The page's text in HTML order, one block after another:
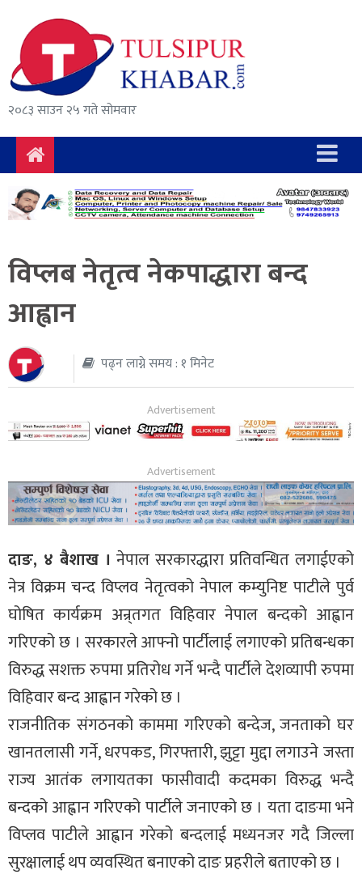
२०८३ साउन २५ गते सोमवार
समाचार
राजनीति
सुरक्षा/
अपराध
दुर्घटना
विचार
अर्थ
संवाद
मनोरञ्जन
विप्लब नेतृत्व नेकपाद्धारा बन्द
आह्वान
पढ्न लाग्ने समय : १ मिनेट
दाङ, ४ बैशाख । नेपाल सरकारद्धारा प्रतिवन्धित लगाईएको
नेत्र विक्रम चन्द विप्लव नेतृत्वको नेपाल कम्युनिष्ट पाटीले पुर्व
घोषित कार्यक्रम अन्र्तगत विहिवार नेपाल बन्दको आह्वान
गरिएको छ । सरकारले आफ्नो पार्टीलाई लगाएको प्रतिबन्धका
विरुद्ध सशक्त रुपमा प्रतिरोध गर्ने भन्दै पार्टीले देशव्यापी रुपमा
विहिवार बन्द आह्वान गरेको छ ।
राजनीतिक संगठनको काममा गरिएको बन्देज, जनताको घर
खानतलासी गर्ने, धरपकड, गिरफ्तारी, झुट्टा मुद्दा लगाउने जस्ता
राज्य आतंक लगायतका फासीवादी कदमका विरुद्ध भन्दै
बन्दको आह्वान गरिएको पार्टीले जनाएको छ । यता दाङमा भने
विप्लव पाटीले आह्वान गरेको बन्दलाई मध्यनजर गदै जिल्ला
सुरक्षालाई थप व्यवस्थित बनाएको दाङ प्रहरीले बताएको छ ।